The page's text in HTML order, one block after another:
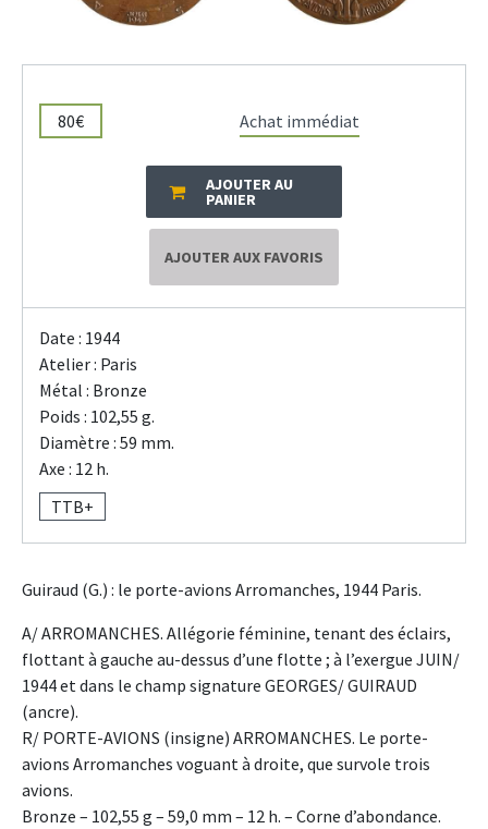
80€ Achat immédiat
AJOUTER AU
PANIER
AJOUTER AUX FAVORIS
Date : 1944
Atelier : Paris
Métal : Bronze
Poids : 102,55 g.
Diamètre : 59 mm.
Axe : 12 h.
TTB+
Guiraud (G.) : le porte-avions Arromanches, 1944 Paris.
A/ ARROMANCHES. Allégorie féminine, tenant des éclairs,
flottant à gauche au-dessus d’une flotte ; à l’exergue JUIN/
1944 et dans le champ signature GEORGES/ GUIRAUD
(ancre).
R/ PORTE-AVIONS (insigne) ARROMANCHES. Le porte-
avions Arromanches voguant à droite, que survole trois
avions.
Bronze – 102,55 g – 59,0 mm – 12 h. – Corne d’abondance.